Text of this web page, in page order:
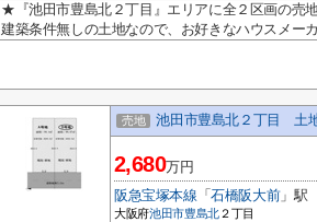
★『池田市豊島北２丁目』エリアに全２区画の
建築条件無しの土地なので、お好きなハウスメー
売地 池田市豊島北２丁目 土
2,680万円
阪急宝塚本線 「石橋阪大前」駅
大阪府池田市豊島北２丁目